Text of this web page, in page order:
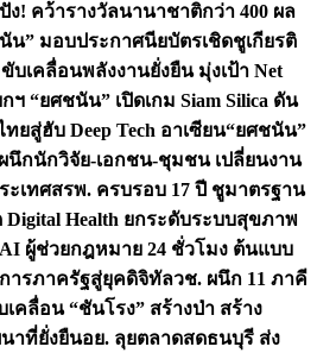
ง! คว้ารางวัลนานาชาติกว่า 400 ผล
น” มอบประกาศนียบัตรเชิดชูเกียรติ
เคลื่อนพลังงานยั่งยืน มุ่งเป้า Net
ฯ “ยศชนัน” เปิดเกม Siam Silica ดัน
ยสู่ฮับ Deep Tech อาเซียน“ยศชนัน”
ผนึกนักวิจัย-เอกชน-ชุมชน เปลี่ยนงาน
ะเทศสรพ. ครบรอบ 17 ปี ชูมาตรฐาน
Health ยกระดับระบบสุขภาพ
ผู้ช่วยกฎหมาย 24 ชั่วโมง ต้นแบบ
ารภาครัฐสู่ยุคดิจิทัลวช. ผนึก 11 ภาคี
เคลื่อน “ชันโรง” สร้างป่า สร้าง
าที่ยั่งยืนอย. ลุยตลาดสดธนบุรี ส่ง